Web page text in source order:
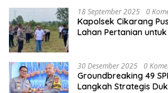
18 September 2025 0
Kapolsek Cikarang
Lahan Pertanian
30 Desember 2025 0
Groundbreaking 49
Langkah Strategis